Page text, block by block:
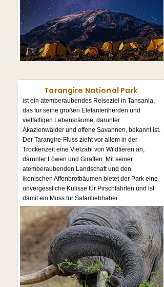
Tarangire National Park
ist ein atemberaubendes Reiseziel in Tansania,
das für seine großen Elefantenherden und
vielfältigen Lebensräume, darunter
Akazienwälder und offene Savannen, bekannt ist.
Der Tarangire-Fluss zieht vor allem in der
Trockenzeit eine Vielzahl von Wildtieren an,
darunter Löwen und Giraffen. Mit seiner
atemberaubenden Landschaft und den
ikonischen Affenbrotbäumen bietet der Park eine
unvergessliche Kulisse für Pirschfahrten und ist
damit ein Muss für Safariliebhaber.